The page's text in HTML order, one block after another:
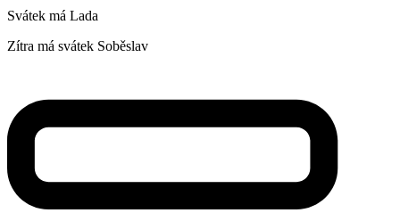
Svátek má Lada
Zítra má svátek Soběslav